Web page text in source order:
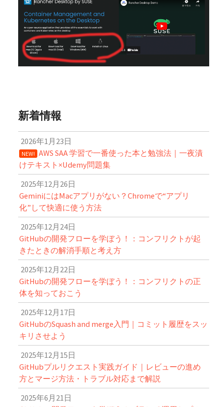
新着情報
2026年1月23日
NEW! AWS SAA 学習で一番使った本と勉強法｜一夜漬
けテキスト×Udemy問題集
2025年12月26日
GeminiにはMacアプリがない？Chromeで“アプリ
化”して快適に使う方法
2025年12月24日
GitHubの開発フローを学ぼう！：コンフリクトが起
きたときの解消手順と考え方
2025年12月22日
GitHubの開発フローを学ぼう！：コンフリクトの正
体を知っておこう
2025年12月17日
GitHubのSquash and merge入門｜コミット履歴をスッ
キリさせよう
2025年12月15日
GitHubプルリクエスト実践ガイド｜レビューの進め
方とマージ方法・トラブル対応まで解説
2025年6月21日